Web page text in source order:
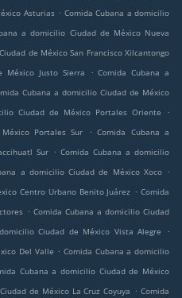
Asturias . Comida Cubana a domicilio
a domicilio Ciudad de México Nueva
de México San Francisco Xilcantongo
México Justo Sierra . Comida Cubana a
Cubana a domicilio Ciudad de México
Ciudad de México Portales Oriente
.
Portales Sur
. Comida Cubana a
Sur . Comida Cubana a domicilio
a domicilio Ciudad de México Xoco .
Centro Urbano Benito Juárez . Comida
. Comida Cubana a domicilio Ciudad
Ciudad de México Vista Alegre
.
Del Valle . Comida Cubana a domicilio
Cubana a domicilio Ciudad de México
de México La Cruz Coyuya . Comida